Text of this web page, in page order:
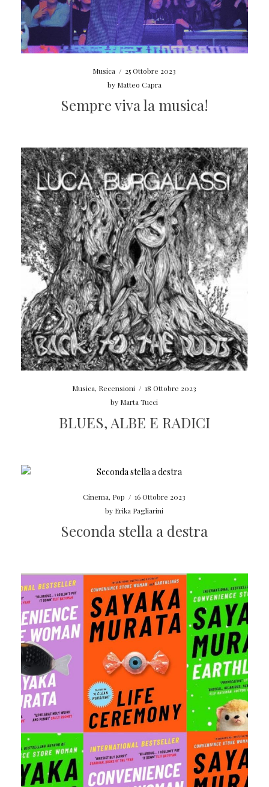
Musica / 25 Ottobre 2023
by Matteo Capra
Sempre viva la musica!
Musica, Recensioni / 18 Ottobre 2023
by Marta Tucci
BLUES, ALBE E RADICI
Cinema, Pop / 16 Ottobre 2023
by Erika Pagliarini
Seconda stella a destra